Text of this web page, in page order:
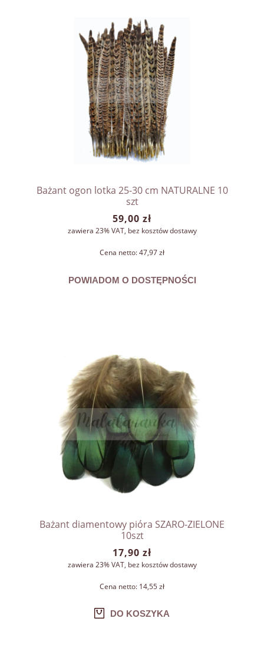
Bażant ogon lotka 25-30 cm NATURALNE 10
szt
59,00 zł
zawiera 23% VAT, bez kosztów dostawy
Cena netto:47,97 zł
POWIADOM O DOSTĘPNOŚCI
Bażant diamentowy pióra SZARO-ZIELONE
10szt
17,90 zł
zawiera 23% VAT, bez kosztów dostawy
Cena netto: 14,55 zł
DO KOSZYKA